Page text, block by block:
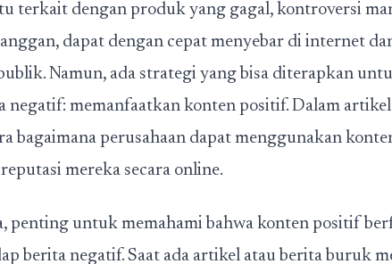
terkait dengan produk yang gagal, kontroversi
dapat dengan cepat menyebar di internet
Namun, ada strategi yang bisa diterapkan
negatif: memanfaatkan konten positif. Dalam
bagaimana perusahaan dapat menggunakan
mereka secara online.
penting untuk memahami bahwa konten positif
berita negatif. Saat ada artikel atau berita buruk